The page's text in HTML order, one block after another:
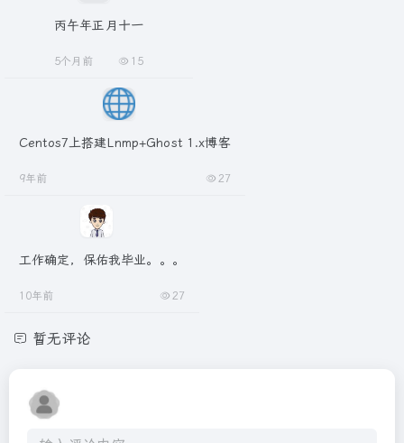
丙午年正月十一
5个月前 15
Centos7上搭建Lnmp+Ghost 1.x博客
9年前 27
工作确定，保佑我毕业。。。
10年前 27
暂无评论